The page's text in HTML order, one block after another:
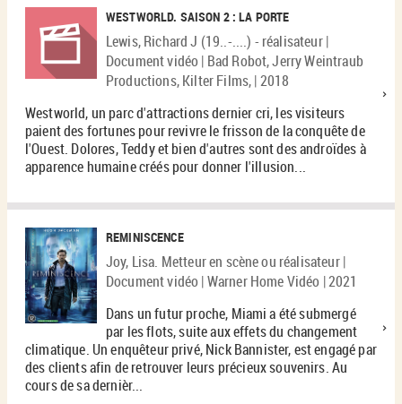
WESTWORLD. SAISON 2 : LA PORTE
Lewis, Richard J (19..-....) - réalisateur |
Document vidéo | Bad Robot, Jerry Weintraub
Productions, Kilter Films, | 2018
Westworld, un parc d'attractions dernier cri, les visiteurs
paient des fortunes pour revivre le frisson de la conquête de
l'Ouest. Dolores, Teddy et bien d'autres sont des androïdes à
apparence humaine créés pour donner l'illusion...
REMINISCENCE
Joy, Lisa. Metteur en scène ou réalisateur |
Document vidéo | Warner Home Vidéo | 2021
Dans un futur proche, Miami a été submergé
par les flots, suite aux effets du changement
climatique. Un enquêteur privé, Nick Bannister, est engagé par
des clients afin de retrouver leurs précieux souvenirs. Au
cours de sa dernièr...